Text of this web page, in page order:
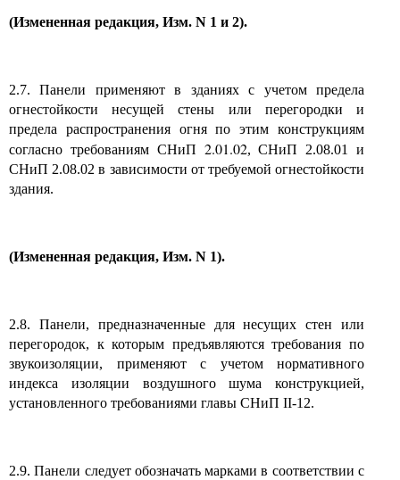
(Измененная редакция, Изм. N 1 и 2).
2.7. Панели применяют в зданиях с учетом предела
огнестойкости несущей стены или перегородки и
предела распространения огня по этим конструкциям
согласно требованиям СНиП 2.01.02, СНиП 2.08.01 и
СНиП 2.08.02 в зависимости от требуемой огнестойкости
здания.
(Измененная редакция, Изм. N 1).
2.8. Панели, предназначенные для несущих стен или
перегородок, к которым предъявляются требования по
звукоизоляции, применяют с учетом нормативного
индекса изоляции воздушного шума конструкцией,
установленного требованиями главы СНиП II-12.
2.9. Панели следует обозначать марками в соответствии с